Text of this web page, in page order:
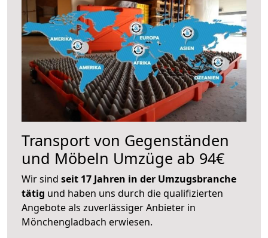
Transport von Gegenständen
und Möbeln Umzüge ab 94€
Wir sind seit 17 Jahren in der Umzugsbranche
tätig und haben uns durch die qualifizierten
Angebote als zuverlässiger Anbieter in
Mönchengladbach erwiesen.